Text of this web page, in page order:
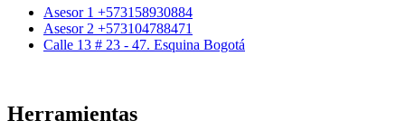
Asesor 1 +573158930884
Asesor 2 +573104788471
Calle 13 # 23 - 47. Esquina Bogotá
Herramientas